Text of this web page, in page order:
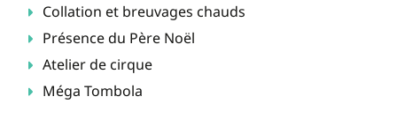
Collation et breuvages chauds
Présence du Père Noël
Atelier de cirque
Méga Tombola